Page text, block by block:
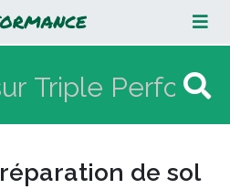
de sol
de sol